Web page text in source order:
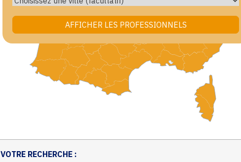
VOTRE RECHERCHE :